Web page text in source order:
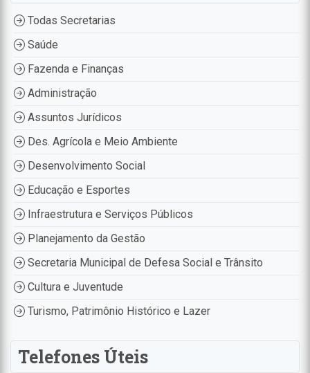
Todas Secretarias
Saúde
Fazenda e Finanças
Administração
Assuntos Jurídicos
Des. Agrícola e Meio Ambiente
Desenvolvimento Social
Educação e Esportes
Infraestrutura e Serviços Públicos
Planejamento da Gestão
Secretaria Municipal de Defesa Social e Trânsito
Cultura e Juventude
Turismo, Patrimônio Histórico e Lazer
Telefones Úteis